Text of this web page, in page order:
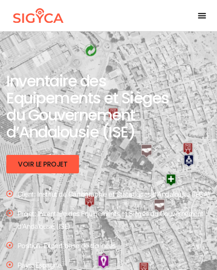
Inventaire des
Equipements et Sièges
du Gouvernement
d’Andalousie (ISE)
VOIR LE PROJET
Client: Institut de Cartographie et Statistiques d’Andalousie (IECA)
Projet: Inventaire des Equipements et Sièges du Gouvernement
d’Andalousie (ISE)
Position: Expert base de données
Pays: Espagne